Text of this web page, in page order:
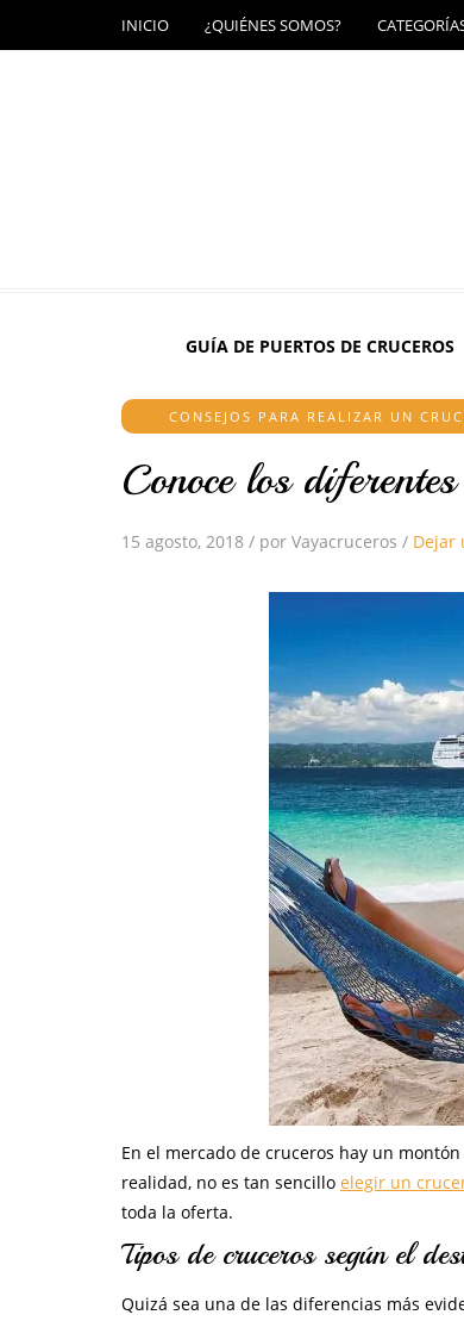
INICIO ¿QUIÉNES SOMOS?
GUÍA DE PUERTOS DE CRUCEROS
CONSEJOS PARA REALIZAR UN
Conoce los
15 agosto, 2018 / por Vayacruceros / Dejar
En el mercado de cruceros hay un
realidad, no es tan sencillo elegir un
toda la oferta.
Tipos de cruceros según el
Quizá sea una de las diferencias más